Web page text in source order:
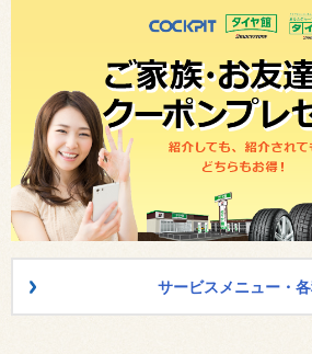
サービスメニュー・